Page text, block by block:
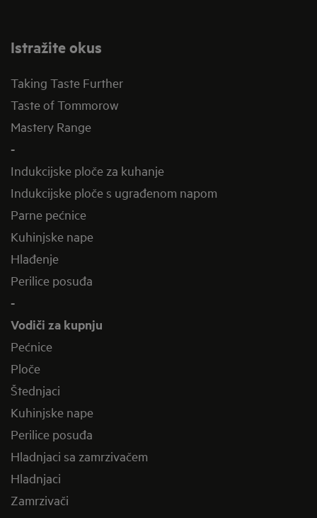
Istražite okus
Taking Taste Further
Taste of Tommorow
Mastery Range
-
Indukcijske ploče za kuhanje
Indukcijske ploče s ugrađenom napom
Parne pećnice
Kuhinjske nape
Hlađenje
Perilice posuđa
-
Vodiči za kupnju
Pećnice
Ploče
Štednjaci
Kuhinjske nape
Perilice posuđa
Hladnjaci sa zamrzivačem
Hladnjaci
Zamrzivači